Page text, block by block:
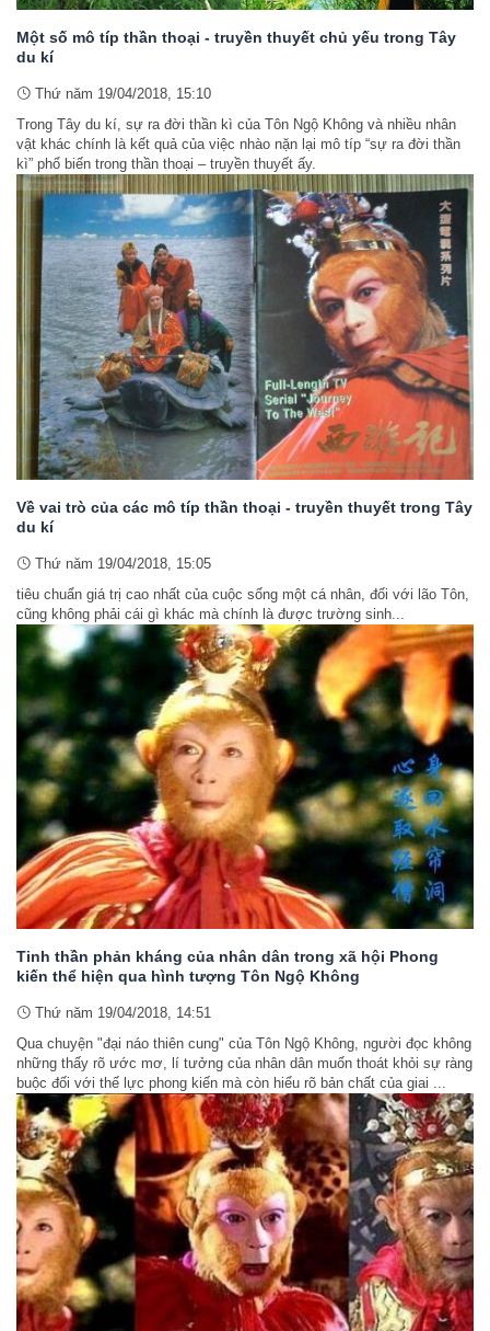
Một số mô típ thần thoại - truyền thuyết chủ yếu trong Tây
du kí
Thứ năm 19/04/2018, 15:10
Trong Tây du kí, sự ra đời thần kì của Tôn Ngộ Không và nhiều nhân
vật khác chính là kết quả của việc nhào nặn lại mô típ “sự ra đời thần
kì” phổ biến trong thần thoại – truyền thuyết ấy.
Về vai trò của các mô típ thần thoại - truyền thuyết trong Tây
du kí
Thứ năm 19/04/2018, 15:05
tiêu chuẩn giá trị cao nhất của cuộc sống một cá nhân, đối với lão Tôn,
cũng không phải cái gì khác mà chính là được trường sinh...
Tinh thần phản kháng của nhân dân trong xã hội Phong
kiến thể hiện qua hình tượng Tôn Ngộ Không
Thứ năm 19/04/2018, 14:51
Qua chuyện "đại náo thiên cung" của Tôn Ngộ Không, người đọc không
những thấy rõ ước mơ, lí tưởng của nhân dân muốn thoát khỏi sự ràng
buộc đối với thế lực phong kiến mà còn hiểu rõ bản chất của giai ...